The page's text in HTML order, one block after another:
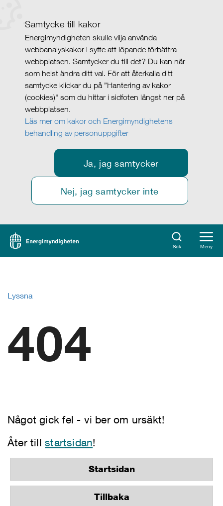
Samtycke till kakor
Energimyndigheten skulle vilja använda
webbanalyskakor i syfte att löpande förbättra
webbplatsen. Samtycker du till det? Du kan när
som helst ändra ditt val. För att återkalla ditt
samtycke klickar du på ”Hantering av kakor
(cookies)" som du hittar i sidfoten längst ner på
webbplatsen.
Läs mer om kakor och Energimyndighetens
behandling av personuppgifter
Ja, jag samtycker
Nej, jag samtycker inte
Sök Meny
Lyssna
404
Något gick fel - vi ber om ursäkt!
Åter tillstartsidan!
Startsidan
Tillbaka